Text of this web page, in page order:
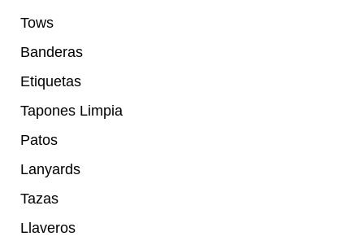
Tows
Banderas
Etiquetas
Tapones Limpia
Patos
Lanyards
Tazas
Llaveros